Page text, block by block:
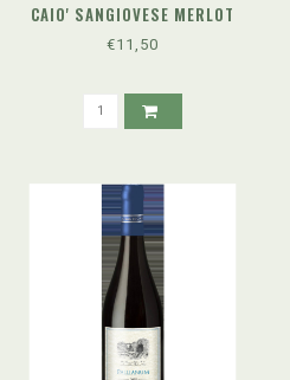
CAIO' SANGIOVESE MERLOT
UMBRIA IGT (2024)
€11,50